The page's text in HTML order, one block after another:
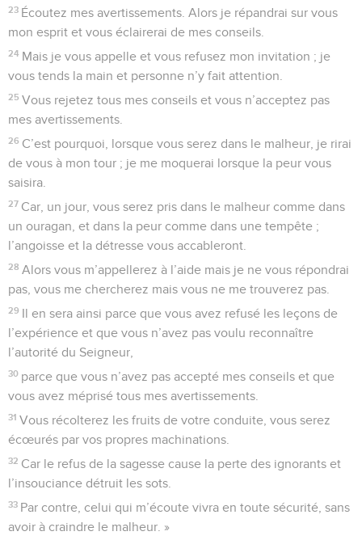
23 Écoutez mes avertissements. Alors je répandrai sur vous
mon esprit et vous éclairerai de mes conseils.
24 Mais je vous appelle et vous refusez mon invitation ; je
vous tends la main et personne n’y fait attention.
25 Vous rejetez tous mes conseils et vous n’acceptez pas
mes avertissements.
26 C’est pourquoi, lorsque vous serez dans le malheur, je rirai
de vous à mon tour ; je me moquerai lorsque la peur vous
saisira.
27 Car, un jour, vous serez pris dans le malheur comme dans
un ouragan, et dans la peur comme dans une tempête ;
l’angoisse et la détresse vous accableront.
28 Alors vous m’appellerez à l’aide mais je ne vous répondrai
pas, vous me chercherez mais vous ne me trouverez pas.
29 Il en sera ainsi parce que vous avez refusé les leçons de
l’expérience et que vous n’avez pas voulu reconnaître
l’autorité du Seigneur,
30 parce que vous n’avez pas accepté mes conseils et que
vous avez méprisé tous mes avertissements.
31 Vous récolterez les fruits de votre conduite, vous serez
écœurés par vos propres machinations.
32 Car le refus de la sagesse cause la perte des ignorants et
l’insouciance détruit les sots.
33 Par contre, celui qui m’écoute vivra en toute sécurité, sans
avoir à craindre le malheur. »